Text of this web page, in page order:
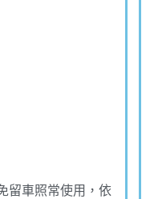
留車照常使用，依